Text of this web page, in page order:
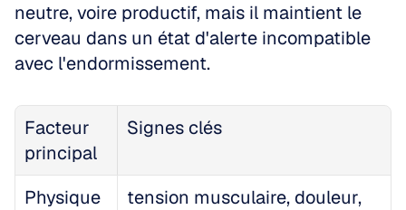
neutre, voire productif, mais il maintient le
cerveau dans un état d'alerte incompatible
avec l'endormissement.
Facteur
principal
Signes clés
Physique
tension musculaire, douleur,